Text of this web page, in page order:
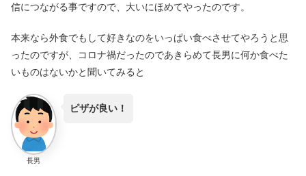
信につながる事ですので、大いにほめてやったのです。
本来なら外食でもして好きなのをいっぱい食べさせてやろうと思
ったのですが、コロナ禍だったのであきらめて長男に何か食べた
いものはないかと聞いてみると
長男
ピザが良い！